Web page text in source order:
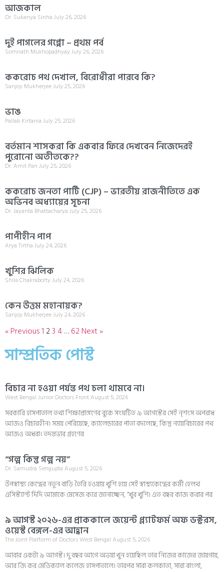
আজকাল
Dr. Sukanya Sinha July 26, 2026
দুই পাগলের গপ্পো – প্রথম পর্ব
Somnath MukhopadhyayJuly 26, 2026
ককরোচ পথ দেখাল, বিরোধীরা পারবে কি?
Sanjoy MukherjeeJuly 25, 2026
ভাঙ
Pallab Kirtania July 25, 2026
বর্তমান শাসকরা কি একবার ফিরে দেখবেন নিজেদেরই
পুরোনো অতীতকে??
Dr. Amit Pan July 25, 2026
ককরোচ জনতা পার্টি (CJP) – ভারতীয় রাজনীতিতে এক
অভিনব অধ্যায়ের সূচনা
Dr. Jayanta Bhattacharya July 25, 2026
পাপীহীন পাপ
Arya Tirtha July 24, 2026
খুশির ঝিলিক
Shila ChakrabortyJuly 24, 2026
কেন উত্তম মহানায়ক?
Sanjoy MukherjeeJuly 24, 2026
« Previous1 23 4…62Next »
সাম্প্রতিক পোস্ট
বিচার না হওয়া পর্যন্ত পথ চলা থামবে না।
West Bengal Junior Doctors FrontAugust 5, 2026
সরকারি হাসপাতাল তথা শিক্ষাপ্রাঙ্গণের বুকে সংঘটিত ৯ আগস্টের সেই নৃশংস অপরাধ
আজও বিচারহীন। সময় পেরিয়েছে, ক্যালেন্ডারের পাতা বদলেছে, কিন্তু ন্যায়বিচারের পথ
আজও অধরা। তদন্তভার গ্রহণের
“গল্প কিন্তু গল্প নয়”
Dr. Samudra Sengupta August 5, 2026
উপস্বাস্থ্য কেন্দ্রের নতুন বাড়ি তৈরি হওয়ায় খুশি হয়ে সেই স্বাস্থ্যকেন্দ্রের কর্মী হেলথ
এসিস্ট্যান্ট দিদি আমাকে মেসেজ করে জানাচ্ছেন, “খুব খুশি। এত বছর কাজ করার পর
৯ আগস্ট ২০২৬-এর প্রাককালে জয়েন্ট প্ল্যাটফর্ম অফ ডক্টরস,
ওয়েস্ট বেঙ্গল-এর আহ্বান
The Joint Platform of Doctors West Bengal August 5, 2026
আবার একটা ৯ আগস্ট। দু বছর আগে অভয়া খুন হয়েছিল তার নিজের কাজের জায়গায়,
আর জি কর মেডিক্যাল কলেজ হাসপাতালে। তারপর সারা কলকাতা, সারা বাংলা,